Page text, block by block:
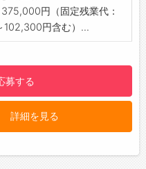
す。
務に関わることで幅広い
、ご自身の成長を感じられ
円（固定残業代：
円含む）...
募する
詳細を見る